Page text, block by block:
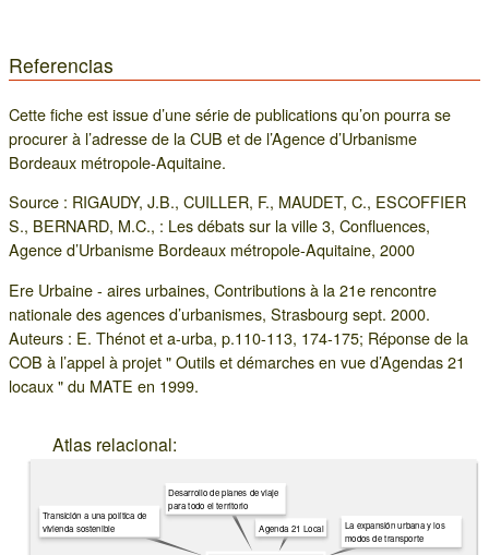
Referencias
Cette fiche est issue d’une série de publications qu’on pourra se
procurer à l’adresse de la CUB et de l’Agence d’Urbanisme
Bordeaux métropole-Aquitaine.
Source : RIGAUDY, J.B., CUILLER, F., MAUDET, C., ESCOFFIER
S., BERNARD, M.C., : Les débats sur la ville 3, Confluences,
Agence d’Urbanisme Bordeaux métropole-Aquitaine, 2000
Ere Urbaine - aires urbaines, Contributions à la 21e rencontre
nationale des agences d’urbanismes, Strasbourg sept. 2000.
Auteurs : E. Thénot et a-urba, p.110-113, 174-175; Réponse de la
COB à l’appel à projet " Outils et démarches en vue d’Agendas 21
locaux " du MATE en 1999.
Atlas relacional:
La expansión urbana y los
modos de transporte
Agenda 21 Local
Desarrollo de planes de viaje
para todo el territorio
Transición a una política de
vivienda sostenible